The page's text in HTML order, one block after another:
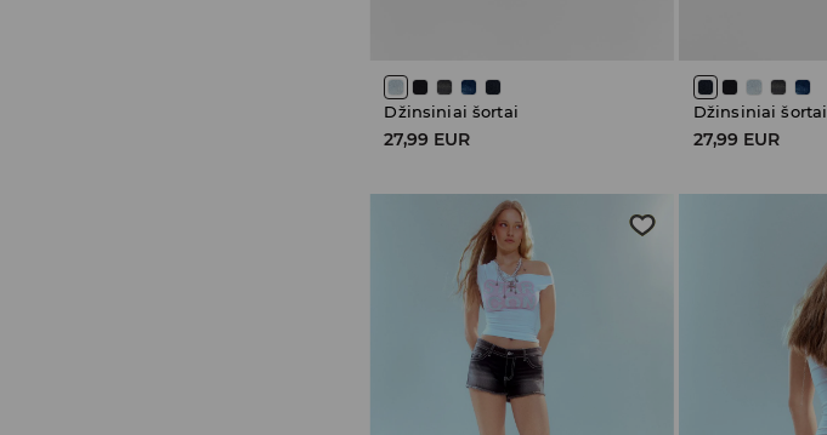
Džinsiniai šortai
27,99 EUR
Džinsiniai šortai
27,99 EUR